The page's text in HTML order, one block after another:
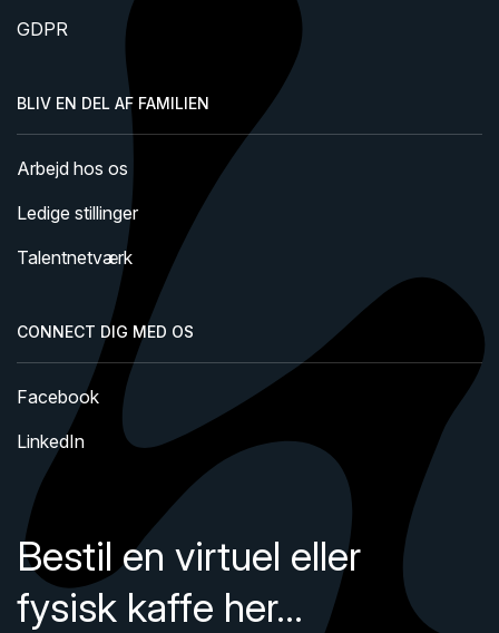
GDPR
BLIV EN DEL AF FAMILIEN
Arbejd hos os
Ledige stillinger
Talentnetværk
CONNECT DIG MED OS
Facebook
LinkedIn
Bestil en virtuel eller
fysisk kaffe her...